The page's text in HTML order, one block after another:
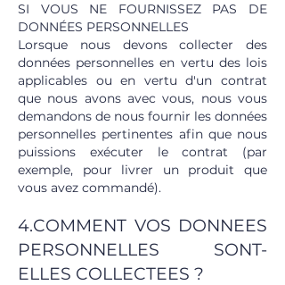
SI VOUS NE FOURNISSEZ PAS DE
DONNÉES PERSONNELLES
Lorsque nous devons collecter des
données personnelles en vertu des lois
applicables ou en vertu d'un contrat
que nous avons avec vous, nous vous
demandons de nous fournir les données
personnelles pertinentes afin que nous
puissions exécuter le contrat (par
exemple, pour livrer un produit que
vous avez commandé).
4.COMMENT VOS DONNEES
PERSONNELLES SONT-
ELLES COLLECTEES ?